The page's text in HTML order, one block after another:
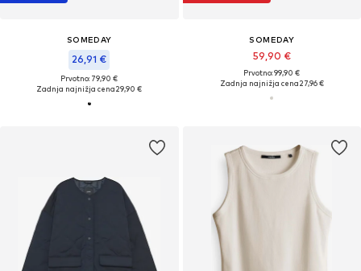
SOMEDAY
26,91 €
Prvotno: 79,90 €
Zadnja najnižja cena29,90 €
SOMEDAY
59,90 €
Prvotno: 99,90 €
Zadnja najnižja cena27,96 €